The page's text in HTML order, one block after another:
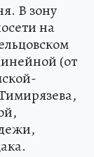
В зону
на
(от